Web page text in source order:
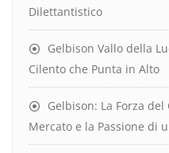
Dilettantistico
Gelbison Vallo della
Cilento che Punta in Alto
Gelbison: La Forza
Mercato e la Passione di